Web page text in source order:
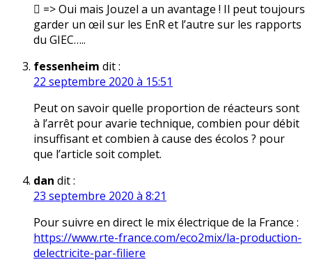
 => Oui mais Jouzel a un avantage ! Il peut toujours
garder un œil sur les EnR et l’autre sur les rapports
du GIEC…..
fessenheim dit :
22 septembre 2020 à 15:51
Peut on savoir quelle proportion de réacteurs sont
à l’arrêt pour avarie technique, combien pour débit
insuffisant et combien à cause des écolos ? pour
que l’article soit complet.
dan dit :
23 septembre 2020 à 8:21
Pour suivre en direct le mix électrique de la France :
https://www.rte-france.com/eco2mix/la-production-
delectricite-par-filiere